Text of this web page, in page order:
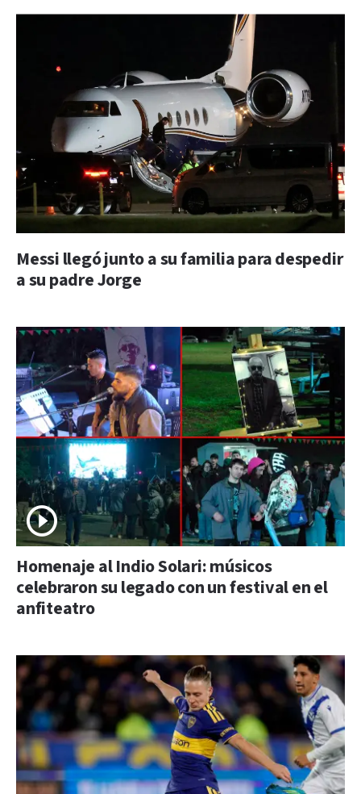
Messi llegó junto a su familia para despedir
a su padre Jorge
Homenaje al Indio Solari: músicos
celebraron su legado con un festival en el
anfiteatro